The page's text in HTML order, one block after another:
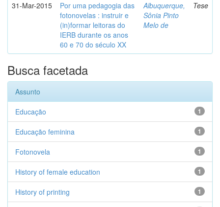
31-Mar-2015
Por uma pedagogia das
fotonovelas : instruir e
(in)formar leitoras do
IERB durante os anos
60 e 70 do século XX
Albuquerque,
Sônia Pinto
Melo de
Tese
Busca facetada
Assunto
1
Educação
1
Educação feminina
1
Fotonovela
1
History of female education
1
History of printing